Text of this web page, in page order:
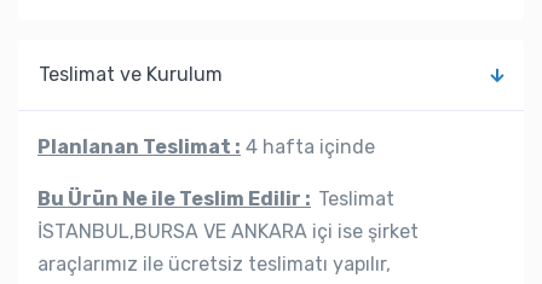
Teslimat ve Kurulum
Planlanan Teslimat : 4 hafta içinde
Bu Ürün Ne ile Teslim Edilir : Teslimat
İSTANBUL,BURSA VE ANKARA içi ise şirket
araçlarımız ile ücretsiz teslimatı yapılır,